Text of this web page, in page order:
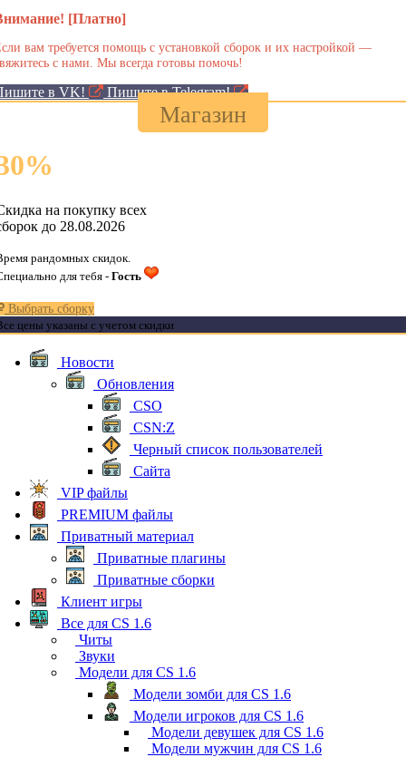
[Платно]
вам требуется помощь с установкой сборок и их настройкой —
с нами. Мы всегда готовы помочь!
в VK! Пишите в Telegram!
Магазин
%
на покупку всех
до 28.08.2026
рандомных скидок.
для тебя - Гость
Выбрать сборку
цены указаны с учетом скидки
Новости
Обновления
CSO
CSN:Z
Черный список пользователей
Сайта
VIP файлы
PREMIUM файлы
Приватный материал
Приватные плагины
Приватные сборки
Клиент игры
Все для CS 1.6
Читы
Звуки
Модели для CS 1.6
Модели зомби для CS 1.6
Модели игроков для CS 1.6
Модели девушек для CS 1.6
Модели мужчин для CS 1.6